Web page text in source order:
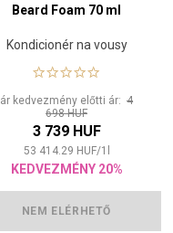
Beard Foam 70 ml
Kondicionér na vousy
ár kedvezmény előtti ár: 4
698 HUF
3 739 HUF
53 414.29 HUF/1
KEDVEZMÉNY 20%
NEM ELÉRHETŐ